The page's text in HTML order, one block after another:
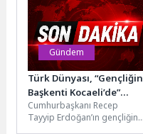
Gündem
Türk Dünyası, “Gençliğin
Başkenti Kocaeli’de”
buluşacak
Cumhurbaşkanı Recep
Tayyip Erdoğan’ın gençliğin